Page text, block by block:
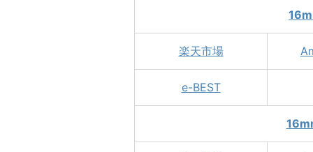
楽天市場
e-BEST